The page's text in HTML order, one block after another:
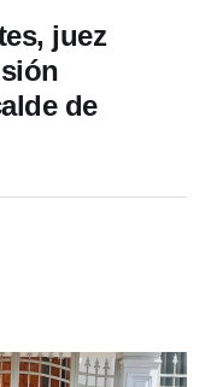
juez
de